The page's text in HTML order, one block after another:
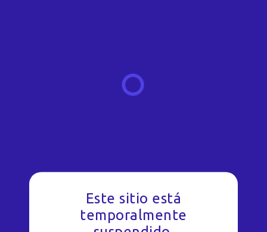
Este sitio está
temporalmente